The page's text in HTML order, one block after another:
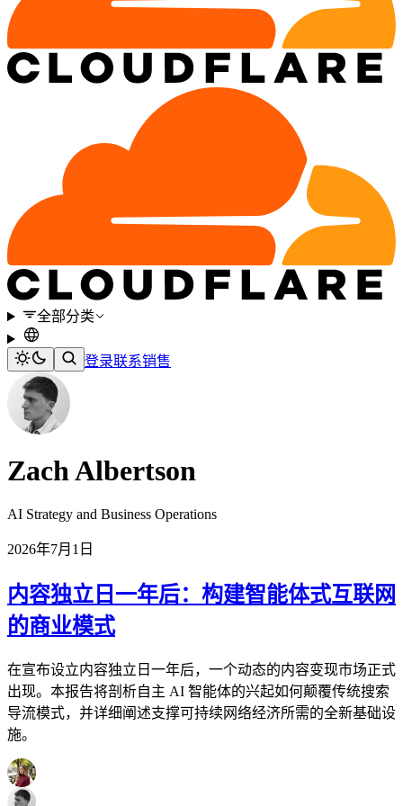
全部分类
登录联系销售
Zach Albertson
AI Strategy and Business Operations
2026年7月1日
内容独立日一年后：构建智能体式互联网
的商业模式
在宣布设立内容独立日一年后，一个动态的内容变现市场正式
出现。本报告将剖析自主 AI 智能体的兴起如何颠覆传统搜索
导流模式，并详细阐述支撑可持续网络经济所需的全新基础设
施。